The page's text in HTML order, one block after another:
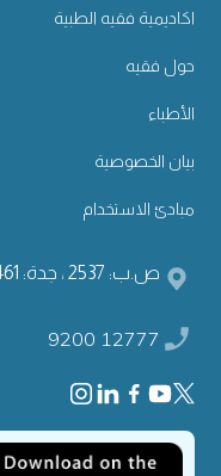
اكاديمية فقيه الطبية
حول فقيه
الأطباء
بيان الخصوصية
مبادئ الاستخدام
ص.ب: 2537 ، جدة: 21461 المملكة العربية السعودية
9200 12777